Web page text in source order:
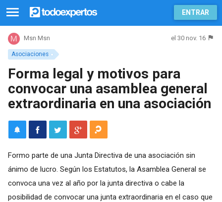
ENTRAR
Asociaciones
Msn Msn el 30 nov. 16
Forma legal y motivos para
convocar una asamblea general
extraordinaria en una asociación
Formo parte de una Junta Directiva de una asociación sin
ánimo de lucro. Según los Estatutos, la Asamblea General se
convoca una vez al año por la junta directiva o cabe la
posibilidad de convocar una junta extraordinaria en el caso que